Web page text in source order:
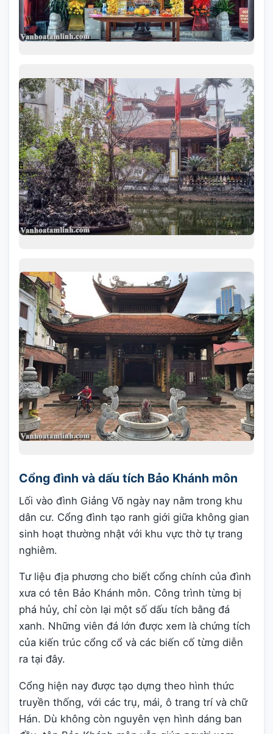
Cổng đình và dấu tích Bảo Khánh môn
Lối vào đình Giảng Võ ngày nay nằm trong khu
dân cư. Cổng đình tạo ranh giới giữa không gian
sinh hoạt thường nhật với khu vực thờ tự trang
nghiêm.
Tư liệu địa phương cho biết cổng chính của đình
xưa có tên Bảo Khánh môn. Công trình từng bị
phá hủy, chỉ còn lại một số dấu tích bằng đá
xanh. Những viên đá lớn được xem là chứng tích
của kiến trúc cổng cổ và các biến cố từng diễn
ra tại đây.
Cổng hiện nay được tạo dựng theo hình thức
truyền thống, với các trụ, mái, ô trang trí và chữ
Hán. Dù không còn nguyên vẹn hình dáng ban